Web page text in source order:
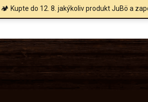
Kupte do 12. 8. jakýkoliv produkt JuBö a